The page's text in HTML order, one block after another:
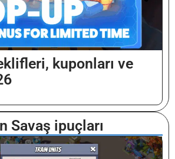
kuponları ve
Savaş ipuçları